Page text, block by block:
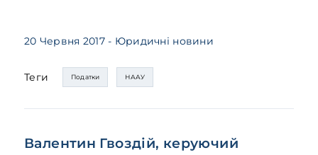
20 Червня 2017 - Юридичні новини
Теги Податки НААУ
Валентин Гвоздій, керуючий